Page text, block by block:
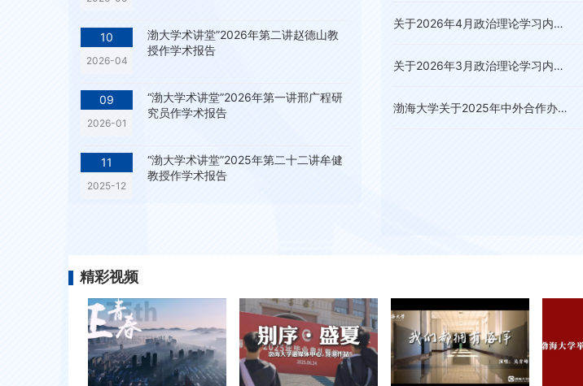
10
2026-04
渤大学术讲堂”2026年第二讲赵德山教
授作学术报告
09
2026-01
“渤大学术讲堂”2026年第一讲邢广程研
究员作学术报告
11
2025-12
“渤大学术讲堂”2025年第二十二讲牟健
教授作学术报告
关于2026年4月政治理论学习内容安排的通知
关于2026年3月政治理论学习内容安排的通知
渤海大学关于2025年中外合作办学 评估工作自评信息的公示
2026-02-28
习近平：当前经济工作的重点任务
习近平：在二〇二六年春节团拜会上的讲话
精彩视频